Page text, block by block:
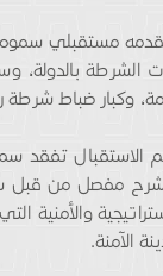
مستقبلي
الشرطة بالدولة،
وكبار ضباط
تفقد
مفصل من قبل
الآمنة.